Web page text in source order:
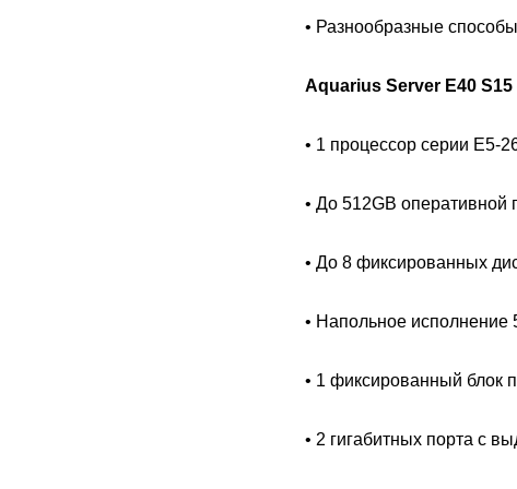
• Разнообразные
Aquarius Server E40
• 1 процессор серии E5-
• До 512GB оперативной
• До 8 фиксированных
• Напольное исполнение
• 1 фиксированный блок
• 2 гигабитных порта с